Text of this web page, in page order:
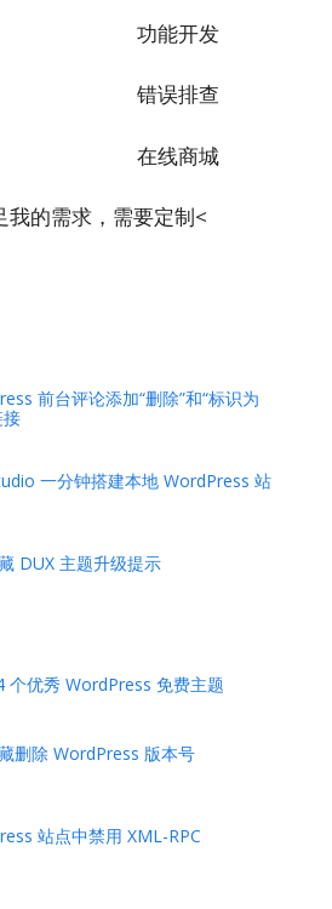
功能开发
错误排查
在线商城
我的需求，需要定制<
前台评论添加“删除”和“标识为
接
一分钟搭建本地 WordPress 站
DUX 主题升级提示
个优秀 WordPress 免费主题
删除 WordPress 版本号
站点中禁用 XML-RPC